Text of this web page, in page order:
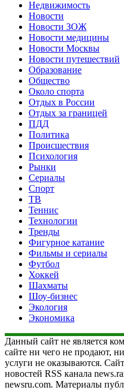
Недвижимость
Новости
Новости ЗОЖ
Новости медицины
Новости Москвы
Новости путешествий
Образование
Общество
Около спорта
Отдых в России
Отдых за границей
ПДД
Политика
Происшествия
Психология
Рынки
Сериалы
Спорт
ТВ
Теннис
Технологии
Тренды
Фигурное катание
Фильмы и сериалы
Футбол
Хоккей
Шахматы
Шоу-бизнес
Экология
Экономика
Данный сайт не является
сайте ни чего не продают,
услуги не оказываются.
новостей RSS канала
newsru.com. Материалы